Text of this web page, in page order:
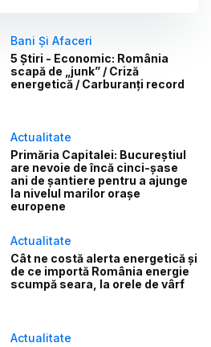
Bani Și Afaceri
5 Știri - Economic: România
scapă de „junk” / Criză
energetică / Carburanți record
Actualitate
Primăria Capitalei: Bucureștiul
are nevoie de încă cinci-șase
ani de șantiere pentru a ajunge
la nivelul marilor orașe
europene
Actualitate
Cât ne costă alerta energetică și
de ce importă România energie
scumpă seara, la orele de vârf
Actualitate